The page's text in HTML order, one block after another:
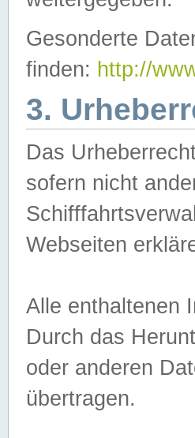
Gesonderte
finden: http://
3.
Das
sofern nicht
Webseiten
Alle enthaltenen
Durch das
oder anderen
übertragen.